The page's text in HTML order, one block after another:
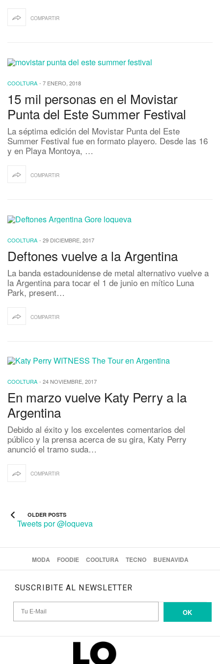
COMPARTIR
COOLTURA - 7 ENERO, 2018
15 mil personas en el Movistar
Punta del Este Summer Festival
La séptima edición del Movistar Punta del Este
Summer Festival fue en formato playero. Desde las 16
y en Playa Montoya, …
COMPARTIR
COOLTURA - 29 DICIEMBRE, 2017
Deftones vuelve a la Argentina
La banda estadounidense de metal alternativo vuelve a
la Argentina para tocar el 1 de junio en mítico Luna
Park, present…
COMPARTIR
COOLTURA - 24 NOVIEMBRE, 2017
En marzo vuelve Katy Perry a la
Argentina
Debido al éxito y los excelentes comentarios del
público y la prensa acerca de su gira, Katy Perry
anunció el tramo suda…
COMPARTIR
OLDER POSTS
Tweets por @loqueva
MODA FOODIE COOLTURA TECNO BUENAVIDA
SUSCRIBITE AL NEWSLETTER
OK